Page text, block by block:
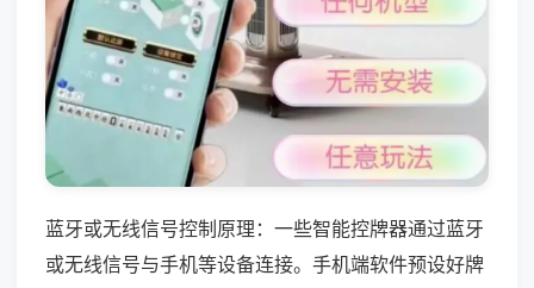
蓝牙或无线信号控制原理：一些智能控牌器通过蓝牙
或无线信号与手机等设备连接。手机端软件预设好牌